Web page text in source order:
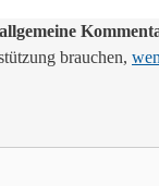
brauchen,